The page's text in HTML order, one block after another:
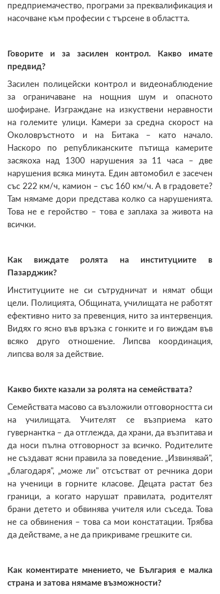
предприемачество, програми за преквалификация и
насочване към професии с търсене в областта.
Говорите и за засилен контрол. Какво имате
предвид?
Засилен полицейски контрол и видеонаблюдение
за ограничаване на нощния шум и опасното
шофиране. Изграждане на изкуствени неравности
на големите улици. Камери за средна скорост на
Околовръстното и на Битака – като начало.
Наскоро по републиканските пътища камерите
засякоха над 1300 нарушения за 11 часа – две
нарушения всяка минута. Един автомобил е засечен
със 222 км/ч, камион – със 160 км/ч. А в градовете?
Там нямаме дори представа колко са нарушенията.
Това не е геройство – това е заплаха за живота на
всички.
Как виждате ролята на институциите в
Пазарджик?
Институциите не си сътрудничат и нямат общи
цели. Полицията, Общината, училищата не работят
ефективно нито за превенция, нито за интервенция.
Видях го ясно във връзка с гонките и го виждам във
всяко друго отношение. Липсва координация,
липсва воля за действие.
Какво бихте казали за ролята на семействата?
Семействата масово са възложили отговорността си
на училищата. Учителят се възприема като
гувернантка – да отглежда, да храни, да възпитава и
да носи пълна отговорност за всичко. Родителите
не създават ясни правила за поведение. „Извинявай",
„благодаря", „може ли" отсъстват от речника дори
на ученици в горните класове. Децата растат без
граници, а когато нарушат правилата, родителят
брани детето и обвинява учителя или съседа. Това
не са обвинения – това са мои констатации. Трябва
да действаме, а не да прикриваме грешките си.
Как коментирате мнението, че България е малка
страна и затова нямаме възможности?